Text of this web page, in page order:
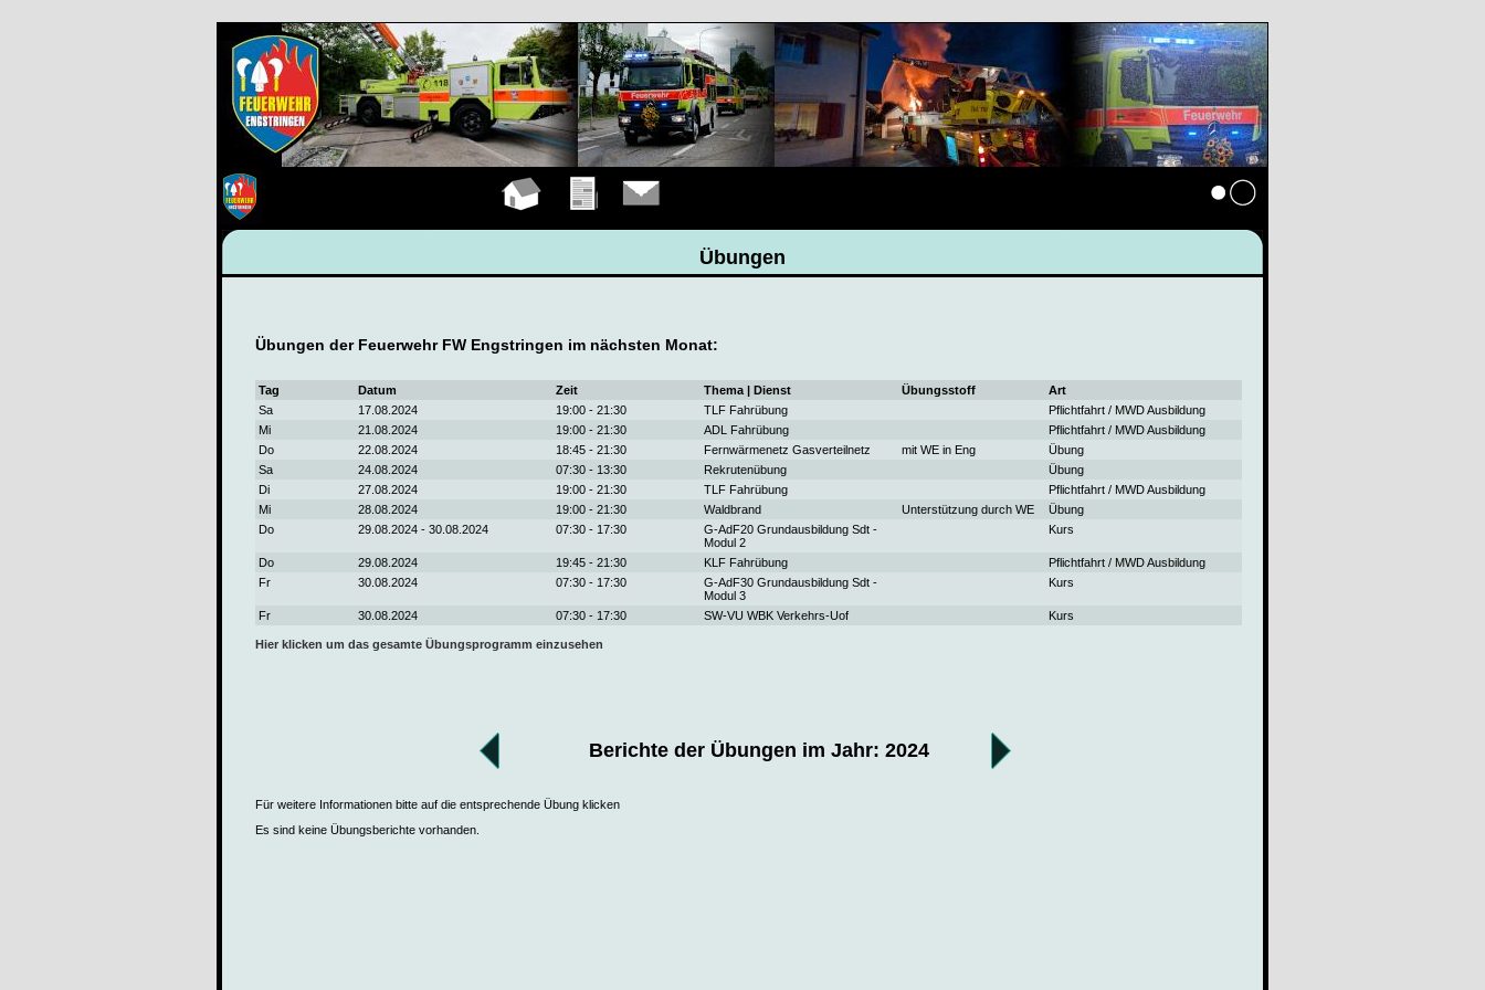
Übungen
Übungen der Feuerwehr FW Engstringen im nächsten Monat:
Tag Datum Zeit Thema | Dienst Übungsstoff
Art
Sa
17.08.2024 19:00 - 21:30 TLF Fahrübung
Pflichtfahrt / MWD Ausbildung
Mi
21.08.2024 19:00 - 21:30 ADL Fahrübung
Pflichtfahrt / MWD Ausbildung
Do
22.08.2024 18:45 - 21:30 Fernwärmenetz Gasverteilnetz mit WE in Eng
Übung
Sa
24.08.2024 07:30 - 13:30 Rekrutenübung
Übung
Di
27.08.2024 19:00 - 21:30 TLF Fahrübung
Pflichtfahrt / MWD Ausbildung
Mi
28.08.2024 19:00 - 21:30 Waldbrand Unterstützung durch WE
Übung
Do
29.08.2024 - 30.08.2024 07:30 - 17:30
G-AdF20 Grundausbildung Sdt -
Modul 2
Kurs
Do 29.08.2024 19:45 - 21:30 KLF Fahrübung
Pflichtfahrt / MWD Ausbildung
Fr
30.08.2024 07:30 - 17:30
G-AdF30 Grundausbildung Sdt -
Modul 3
Kurs
Fr 30.08.2024 07:30 - 17:30 SW-VU WBK Verkehrs-Uof Kurs
Hier klicken um das gesamte Übungsprogramm einzusehen
Berichte der Übungen im Jahr: 2024
Für weitere Informationen bitte auf die entsprechende Übung klicken
Es sind keine Übungsberichte vorhanden.